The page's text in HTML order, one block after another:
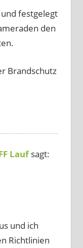
festgelegt
den
Brandschutz
Lauf sagt:
und ich
Richtlinien